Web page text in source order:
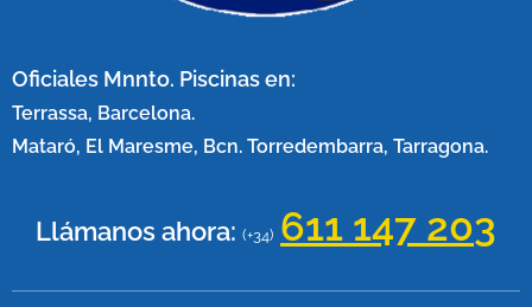
Oficiales Mnnto. Piscinas en:
Terrassa, Barcelona.
Mataró, El Maresme, Bcn. Torredembarra, Tarragona.
Llámanos ahora: (+34) 611 147 203